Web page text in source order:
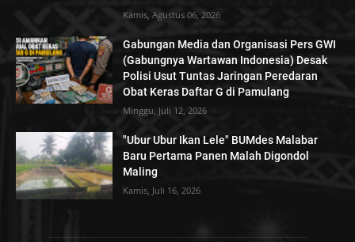
Kamis, Agustus 06, 2026
Gabungan Media dan Organisasi Pers GWI
(Gabungnya Wartawan Indonesia) Desak
Polisi Usut Tuntas Jaringan Peredaran
Obat Keras Daftar G di Pamulang
Minggu, Juli 12, 2026
"Ubur Ubur Ikan Lele" BUMdes Malabar
Baru Pertama Panen Malah Digondol
Maling
Kamis, Juli 16, 2026